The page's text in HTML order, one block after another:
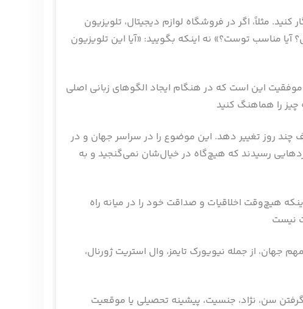
مثلاً، اگر در فروشگاه لوازم دیجیتال، تلویزیون
مناسب توست؟» نه اینکه بگویید: «آیا این تلویزیون
این است که در هنگام ایجاد الگوهای زبانی اصلی
روز تغییر دهد. این موضوع را در سراسر جهان و در
رسیدند که‌ هیچ‌گاه در خیال‌شان نمی‌گنجید و به
هیچ‌وقت اخلاقیات و صداقت خود را در میانه راه
جهان، از جمله نیویورک تایمز، وال استریت ژورنال،
سن، نژاد، جنسیت، پیشینه تحصیلی یا موقعیت